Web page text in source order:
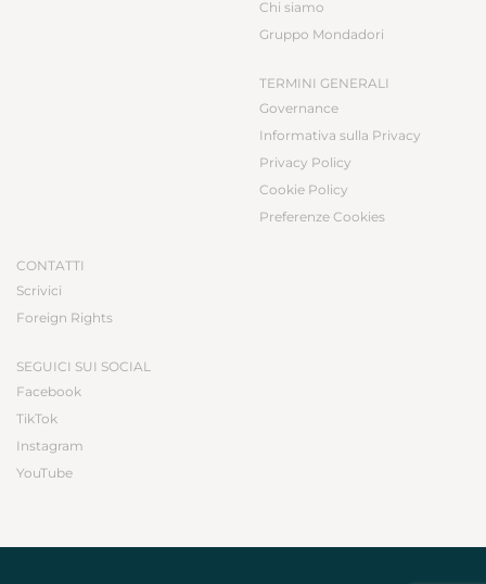
Chi siamo
Gruppo Mondadori
TERMINI GENERALI
Governance
Informativa sulla Privacy
Privacy Policy
Cookie Policy
Preferenze Cookies
CONTATTI
Scrivici
Foreign Rights
SEGUICI SUI SOCIAL
Facebook
TikTok
Instagram
YouTube